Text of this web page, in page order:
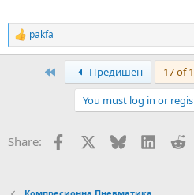
R
e
s
pakfa
Предишен 17 of
You must log in or
Share: Facebook Bluesky